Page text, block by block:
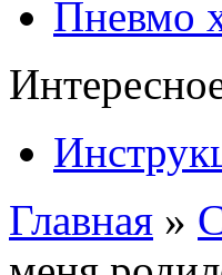
Пневмо
Главная »